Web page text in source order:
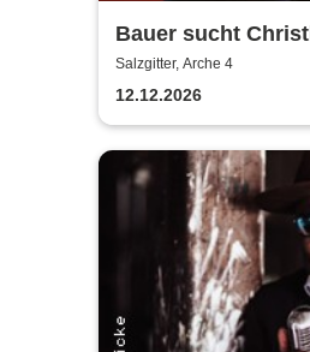
Bauer sucht
Ralf Bauer & Pat
Salzgitter, Arche 4
12.12.2026